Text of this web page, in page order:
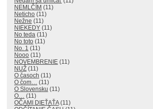
NEMLČÍM (11)
Neticho (11)
Nežne (11)
NIEKEDY (11)
No teda (11)
No toto (11)
No. 1 (11)
Nooo (11)
NOVEMBRENIE (11)
NUŽ (11)
O časoch (11)
O čom… (11)
O Slovensku (11)
O… (11)
OČAMI DIEŤAŤA(11)